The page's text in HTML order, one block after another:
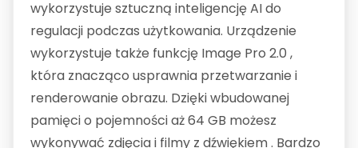
wykorzystuje sztuczną inteligencję AI do
regulacji podczas użytkowania. Urządzenie
wykorzystuje także funkcję Image Pro 2.0 ,
która znacząco usprawnia przetwarzanie i
renderowanie obrazu. Dzięki wbudowanej
pamięci o pojemności aż 64 GB możesz
wykonywać zdjęcia i filmy z dźwiękiem . Bardzo